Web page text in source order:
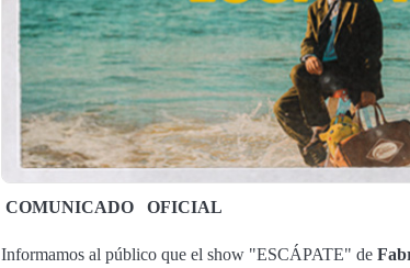
COMUNICADO OFICIAL
Informamos al público que el show "ESCÁPATE" de